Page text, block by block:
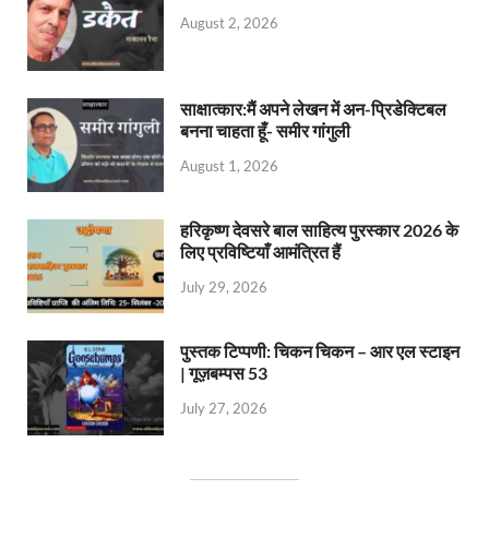
August 2, 2026
साक्षात्कार:मैं अपने लेखन में अन-प्रिडेक्टिबल
बनना चाहता हूँ- समीर गांगुली
August 1, 2026
हरिकृष्ण देवसरे बाल साहित्य पुरस्कार 2026 के
लिए प्रविष्टियाँ आमंत्रित हैं
July 29, 2026
पुस्तक टिप्पणी: चिकन चिकन – आर एल स्टाइन
| गूज़बम्पस 53
July 27, 2026